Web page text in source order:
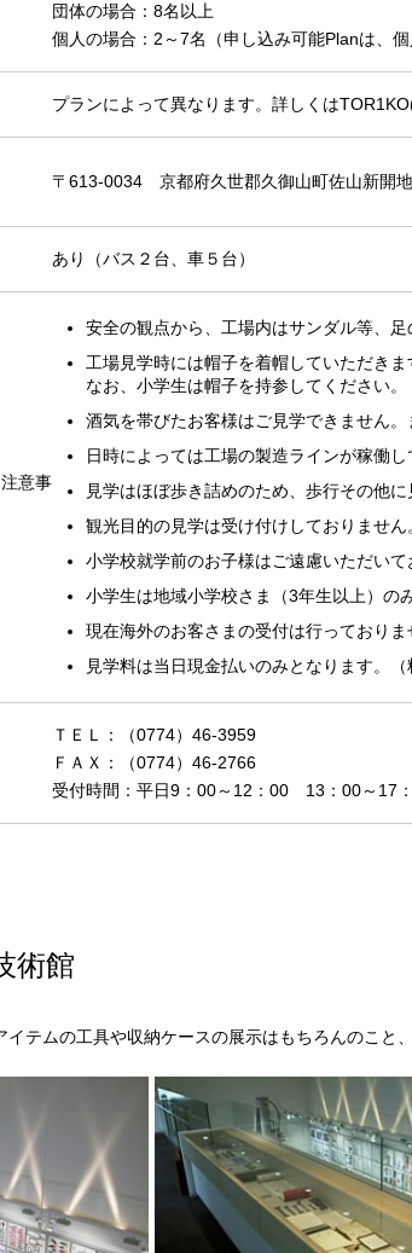
団体の場合：8名以上
個人の場合：2～7名（申し込み可能Planは、個
プランによって異なります。詳しくは
〒613-0034 京都府久世郡久御山町佐山新開
あり（バス２台、車５台）
意事
安全の観点から、工場内はサンダル等、
工場見学時には帽子を着帽していただき
なお、小学生は帽子を持参してください。
酒気を帯びたお客様はご見学できません
日時によっては工場の製造ラインが稼働
見学はほぼ歩き詰めのため、歩行その他
観光目的の見学は受け付けしておりません
小学校就学前のお子様はご遠慮いただいて
小学生は地域小学校さま（3年生以上）の
現在海外のお客さまの受付は行っておりま
見学料は当日現金払いのみとなります。
ＴＥＬ：（0774）46-3959
ＦＡＸ：（0774）46-2766
受付時間：平日9：00～12：00 13：00～17：
術館
テムの工具や収納ケースの展示はもちろんのこ